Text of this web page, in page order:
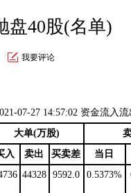
盘40股(名单)
我要评论
07-27 14:57:02 资金流入
大单(万股)
入
卖出 买卖差
当日
44328 9592.0 0.5373%